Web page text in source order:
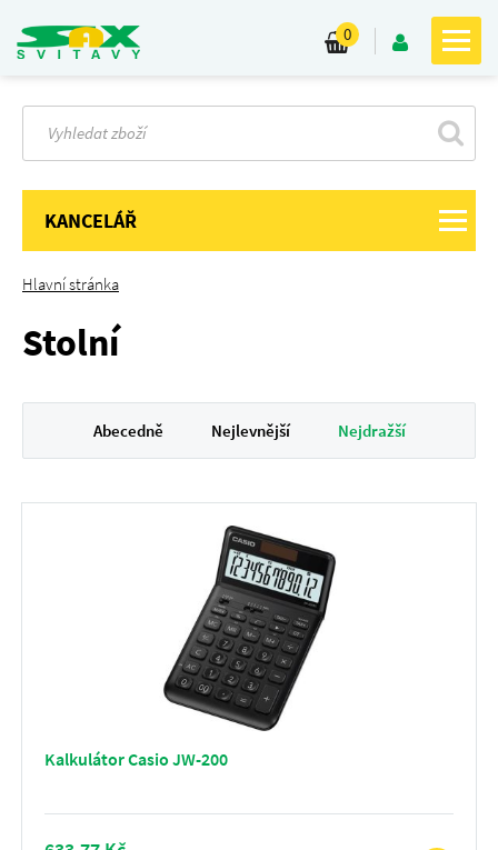
0
KANCELÁŘ
Hlavní stránka
Stolní
Abecedně Nejlevnější Nejdražší
Kalkulátor Casio JW-200